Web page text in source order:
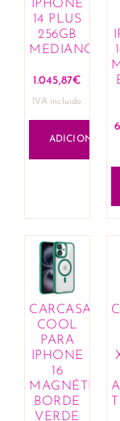
IPHONE
14 PLUS
256GB
1.045,87€
IVA incluido
ADICIONAR
CARCASA
COOL
PARA
IPHONE
16
MAGNÉTICA
BORDE
VERDE